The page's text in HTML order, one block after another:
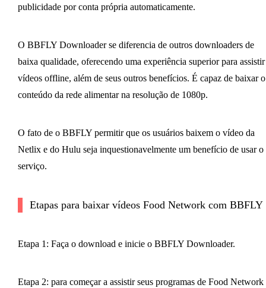
publicidade por conta própria automaticamente.
O BBFLY Downloader se diferencia de outros downloaders de
baixa qualidade, oferecendo uma experiência superior para assistir
vídeos offline, além de seus outros benefícios. É capaz de baixar o
conteúdo da rede alimentar na resolução de 1080p.
O fato de o BBFLY permitir que os usuários baixem o vídeo da
Netlix e do Hulu seja inquestionavelmente um benefício de usar o
serviço.
Etapas para baixar vídeos Food Network com BBFLY
Etapa 1: Faça o download e inicie o BBFLY Downloader.
Etapa 2: para começar a assistir seus programas de Food Network